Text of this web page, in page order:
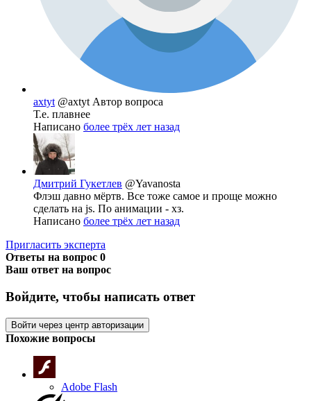
axtyt @axtyt Автор вопроса
Т.е. плавнее
Написано более трёх лет назад
Дмитрий Гукетлев @Yavanosta
Флэш давно мёртв. Все тоже самое и проще можно
сделать на js. По анимации - хз.
Написано более трёх лет назад
Пригласить эксперта
Ответы на вопрос 0
Ваш ответ на вопрос
Войдите, чтобы написать ответ
Войти через центр авторизации
Похожие вопросы
Adobe Flash